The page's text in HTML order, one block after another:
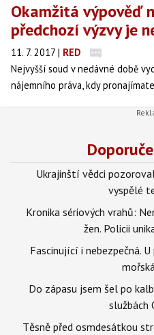
Okamžitá výpověď
předchozí výzvy je
11. 7. 2017 | RED
Nejvyšší soud v nedávné době
nájemního práva, kdy
Ukrajinští vědci
vyspělé
Kronika sériových vrahů:
žen. Policii
Fascinující i nebezpečná.
Do zápasu jsem šel po
službách
Těsně před osmdesátkou